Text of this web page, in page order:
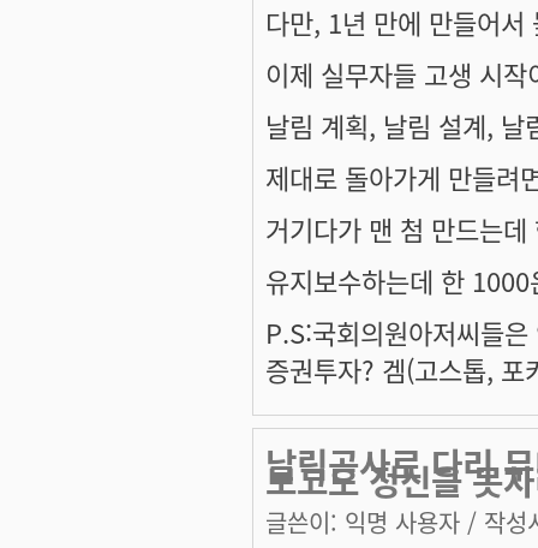
다만, 1년 만에 만들어
이제 실무자들 고생 시
날림 계획, 날림 설계,
제대로 돌아가게 만들려
거기다가 맨 첨 만드는
유지보수하는데 한
P.S:국회의원아저씨들
증권투자? 겜(고스톱,
날림공사로 다리
보고도 정신을 못
글쓴이: 익명 사용자 / 작성